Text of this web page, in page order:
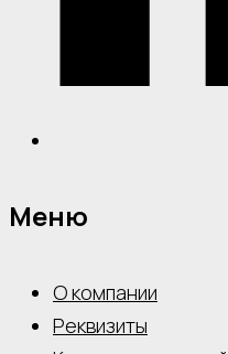
Меню
О компании
Реквизиты